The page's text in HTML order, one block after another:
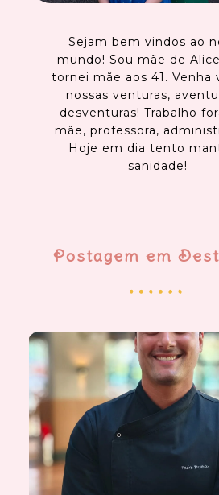
Sejam bem vindos ao
mundo! Sou mãe de
tornei mãe aos 41. Venha
nossas venturas,
desventuras! Trabalho
mãe, professora,
Hoje em dia tento
sanidade!
Postagem em